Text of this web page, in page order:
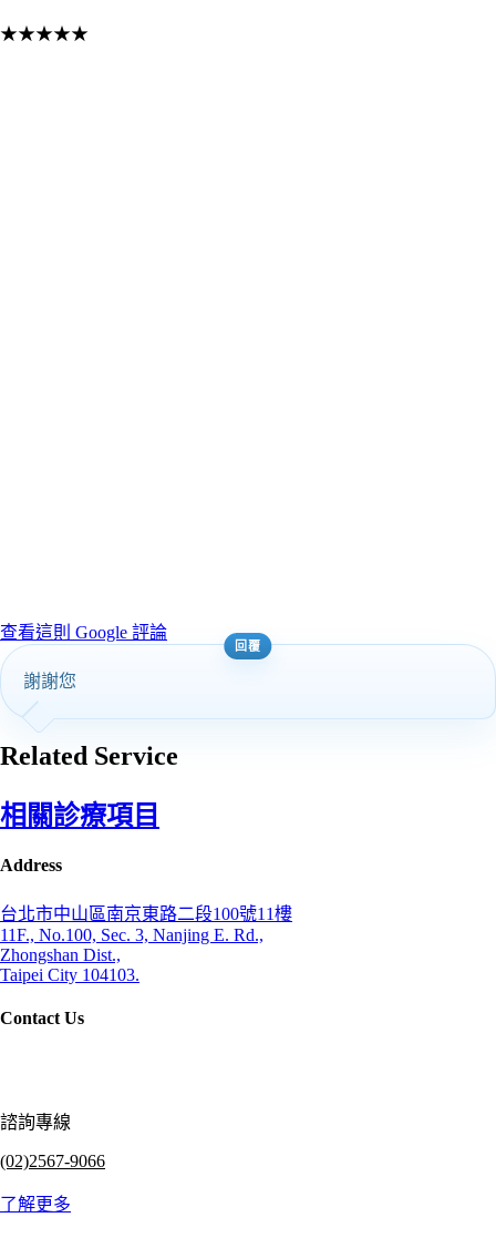
★★★★★
查看這則 Google 評論
謝謝您
Related Service
相關診療項目
Address
台北市中山區南京東路二段100號11樓
11F., No.100, Sec. 3, Nanjing E. Rd.,
Zhongshan Dist.,
Taipei City 104103.
Contact Us
諮詢專線
(02)2567-9066
了解更多